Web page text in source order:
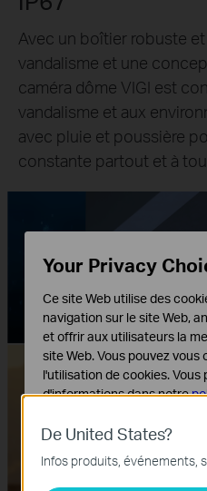
Avec un boîtier robuste
vandalisme et une
caméra dôme VIGI est
vandalisme et aux
avec pluie et poussière
constante partout et à
Conception étanche
IK10
résistant au vandalisme
De United States?
Infos produits, événements,
Your Privacy
Ce site Web utilise des
navigation sur le site Web,
et offrir aux utilisateurs la
site Web. Vous pouvez
l'utilisation de cookies. Vous
d'informations dans notre
Cookies basiques
Ces cookies sont
site Web et ne peuvent pas